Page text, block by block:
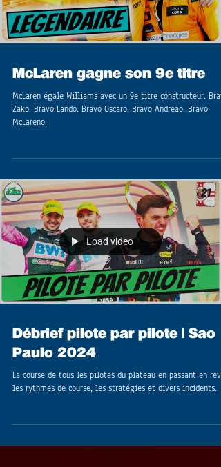
McLaren gagne son 9e titre
McLaren égale Williams avec un 9e titre constructeur.
Zako. Bravo Lando. Bravo Oscaro. Bravo Andreao. Bravo
McLareno.
Load video
Débrief pilote par pilote | Sao
Paulo 2024
La course de tous les pilotes du plateau en passant en
les rythmes de course, les stratégies et divers incidents.